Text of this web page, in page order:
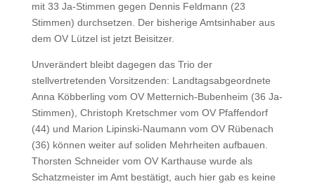
mit 33 Ja-Stimmen gegen Dennis Feldmann (23
Stimmen) durchsetzen. Der bisherige Amtsinhaber aus
dem OV Lützel ist jetzt Beisitzer.
Unverändert bleibt dagegen das Trio der
stellvertretenden Vorsitzenden: Landtagsabgeordnete
Anna Köbberling vom OV Metternich-Bubenheim (36 Ja-
Stimmen), Christoph Kretschmer vom OV Pfaffendorf
(44) und Marion Lipinski-Naumann vom OV Rübenach
(36) können weiter auf soliden Mehrheiten aufbauen.
Thorsten Schneider vom OV Karthause wurde als
Schatzmeister im Amt bestätigt, auch hier gab es keine